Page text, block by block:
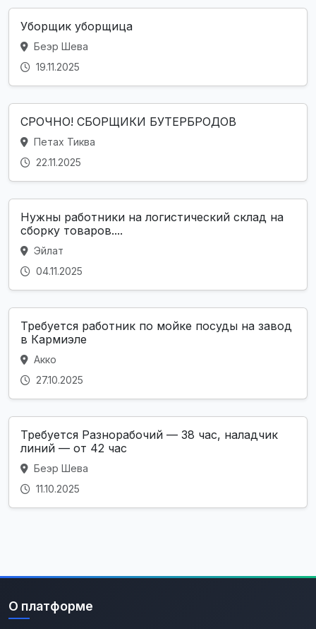
Уборщик уборщица
Беэр Шева
19.11.2025
СРОЧНО! СБОРЩИКИ БУТЕРБРОДОВ
Петах Тиква
22.11.2025
Нужны работники на логистический склад на
сборку товаров....
Эйлат
04.11.2025
Требуется работник по мойке посуды на завод
в Кармиэле
Акко
27.10.2025
Требуется Разнорабочий — 38 час, наладчик
линий — от 42 час
Беэр Шева
11.10.2025
О платформе